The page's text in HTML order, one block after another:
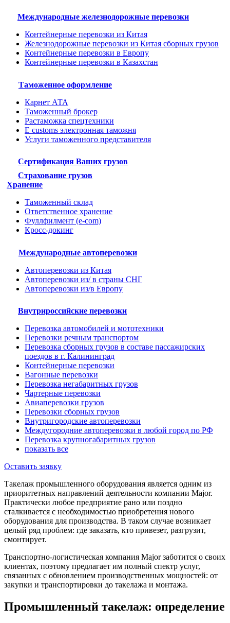
Международные железнодорожные перевозки
Контейнерные перевозки из Китая
Железнодорожные перевозки из Китая сборных грузов
Контейнерные перевозки в Европу
Контейнерные перевозки в Казахстан
Таможенное оформление
Карнет АТА
Таможенный брокер
Растаможка спецтехники
E customs электронная таможня
Услуги таможенного представителя
Сертификация Ваших грузов
Страхование грузов
Хранение
Таможенный склад
Ответственное хранение
Фуллфилмент (e-com)
Кросс-докинг
Международные автоперевозки
Автоперевозки из Китая
Автоперевозки из/ в страны СНГ
Автоперевозки из/в Европу
Внутрироссийские перевозки
Перевозка автомобилей и мототехники
Перевозки речным транспортом
Перевозка сборных грузов в составе пассажирских
поездов в г. Калининград
Контейнерные перевозки
Вагонные перевозки
Перевозка негабаритных грузов
Чартерные перевозки
Авиаперевозки грузов
Перевозки сборных грузов
Внутригородские автоперевозки
Междугородние автоперевозки в любой город по РФ
Перевозка крупногабаритных грузов
показать все
Оставить заявку
Такелаж промышленного оборудования является одним из
приоритетных направлений деятельности компании Major.
Практически любое предприятие рано или поздно
сталкивается с необходимостью приобретения нового
оборудования для производства. В таком случае возникает
целый ряд проблем: где заказать, кто привезет, разгрузит,
смонтирует.
Транспортно-логистическая компания Major заботится о своих
клиентах, поэтому предлагает им полный спектр услуг,
связанных с обновлением производственных мощностей: от
закупки и транспортировки до такелажа и монтажа.
Промышленный такелаж: определение